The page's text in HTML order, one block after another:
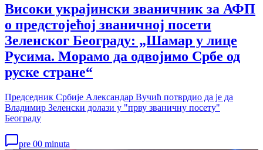
Високи украјински званичник за АФП
о предстојећој званичној посети
Зеленског Београду: „Шамар у лице
Русима. Морамо да одвојимо Србе од
руске стране“
Председник Србије Александар Вучић потврдио да је да
Владимир Зеленски долази у "прву званичну посету"
Београду
pre 00 minuta